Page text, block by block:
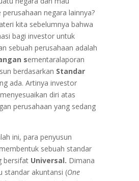
negara lainnya?
kita sebelumnya bahwa
bagi investor untuk
sebuah perusahaan adalah
sementaralaporan
berdasarkan Standar
ada. Artinya investor
diri atas
perusahaan yang sedang
ini, para penyusun
sebuah standar
bersifat Universal. Dimana
standar akuntansi (One